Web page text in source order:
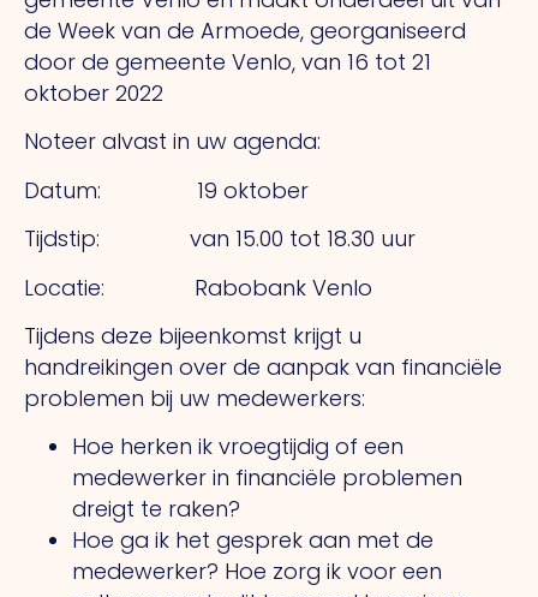
de Week van de Armoede, georganiseerd
door de gemeente Venlo, van 16 tot 21
oktober 2022
Noteer alvast in uw agenda:
Datum: 19 oktober
Tijdstip: van 15.00 tot 18.30 uur
Locatie: Rabobank Venlo
Tijdens deze bijeenkomst krijgt u
handreikingen over de aanpak van financiële
problemen bij uw medewerkers:
Hoe herken ik vroegtijdig of een
medewerker in financiële problemen
dreigt te raken?
Hoe ga ik het gesprek aan met de
medewerker? Hoe zorg ik voor een